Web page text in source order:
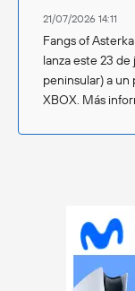
21/07/2026 14:11
Fangs of
lanza este 23
peninsular) a un
XBOX. Más